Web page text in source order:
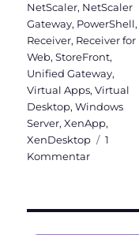
NetScaler, NetScaler
Gateway, PowerShell,
Receiver, Receiver for
Web,StoreFront,
Unified Gateway,
Virtual Apps,Virtual
Desktop,Windows
Server,XenApp,
XenDesktop
1
Kommentarzu